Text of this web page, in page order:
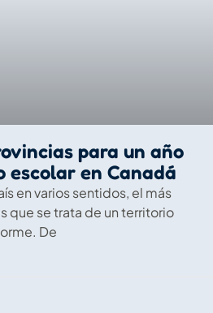
para un año
escolar en Canadá
en varios sentidos, el más
que se trata de un territorio
De